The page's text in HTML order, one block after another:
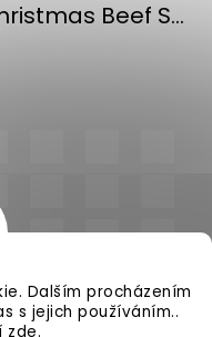
Dalším procházením
s jejich používáním..
zde.
Brit Care Cat Christmas Beef Soup 75g
z 5 hvězdiček.